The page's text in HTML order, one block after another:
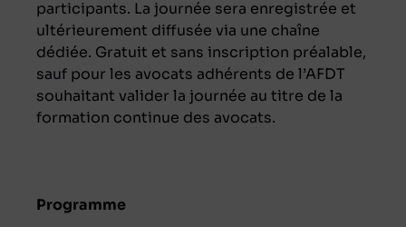
participants. La journée sera enregistrée et
ultérieurement diffusée via une chaîne
dédiée. Gratuit et sans inscription préalable,
sauf pour les avocats adhérents de l’AFDT
souhaitant valider la journée au titre de la
formation continue des avocats.
Programme